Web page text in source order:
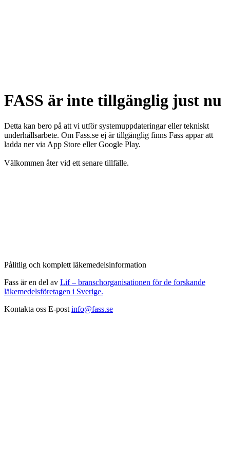
FASS är inte tillgänglig just nu
Detta kan bero på att vi utför systemuppdateringar eller tekniskt
underhållsarbete. Om Fass.se ej är tillgänglig finns Fass appar att
ladda ner via App Store eller Google Play.
Välkommen åter vid ett senare tillfälle.
Pålitlig och komplett läkemedelsinformation
Fass är en del av Lif – branschorganisationen för de forskande
läkemedelsföretagen i Sverige.
Kontakta oss E-post info@fass.se